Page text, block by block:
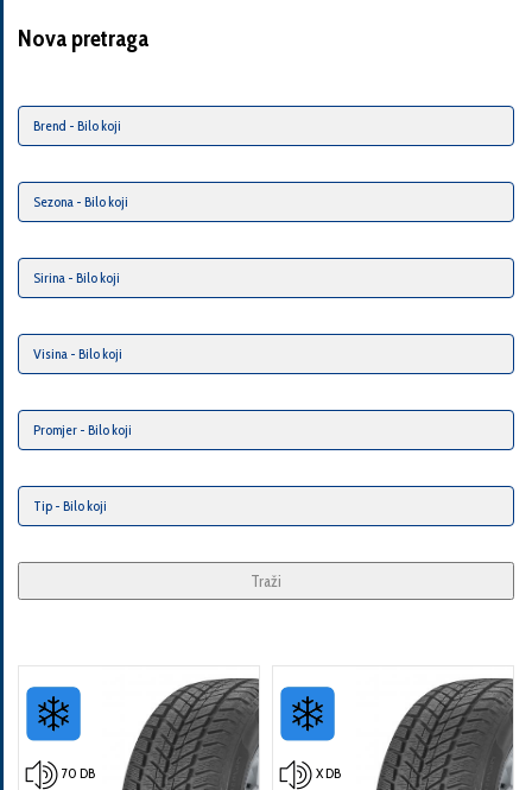
Nova pretraga
Traži
70 DB X DB